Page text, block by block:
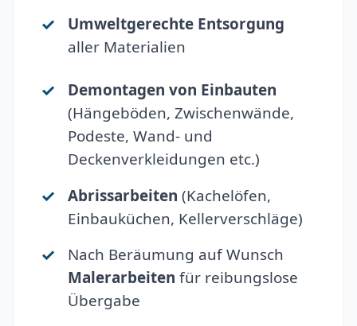
Umweltgerechte Entsorgung
aller Materialien
Demontagen von Einbauten
(Hängeböden, Zwischenwände,
Podeste, Wand- und
Deckenverkleidungen etc.)
Abrissarbeiten (Kachelöfen,
Einbauküchen, Kellerverschläge)
Nach Beräumung auf Wunsch
Malerarbeiten für reibungslose
Übergabe